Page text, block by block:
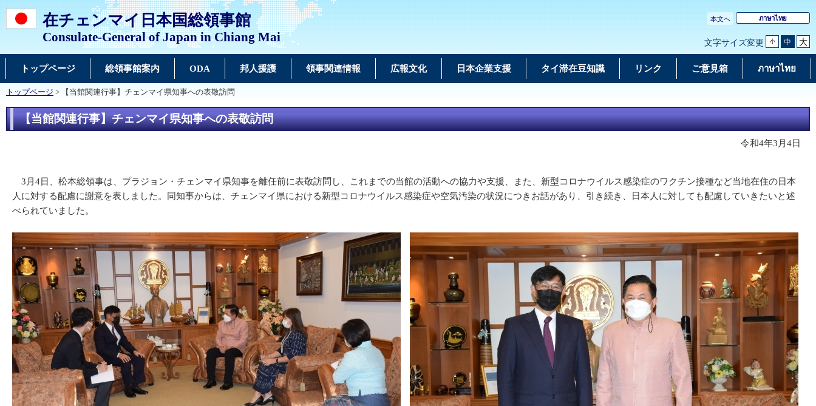
在チェンマイ日本国総領事館
Consulate-General of Japan in Chiang Mai
本文へ ภาษาไทย
文字サイズ変更 小 中 大
トップページ 総領事館案内 ODA 邦人援護 領事関連情報 広報文化 日本企業支援 タイ滞在豆知識 リンク ご意見箱 ภาษาไทย
トップページ > 【当館関連行事】チェンマイ県知事への表敬訪問
【当館関連行事】チェンマイ県知事への表敬訪問
令和4年3月4日
3月4日、松本総領事は、プラジョン・チェンマイ県知事を離任前に表敬訪問し、これまでの当館の活動への協力や支援、また、新型コロナウイルス感染症のワクチン接種など当地在住の日本
人に対する配慮に謝意を表しました。同知事からは、チェンマイ県における新型コロナウイルス感染症や空気汚染の状況につきお話があり、引き続き、日本人に対しても配慮していきたいと述
べられていました。